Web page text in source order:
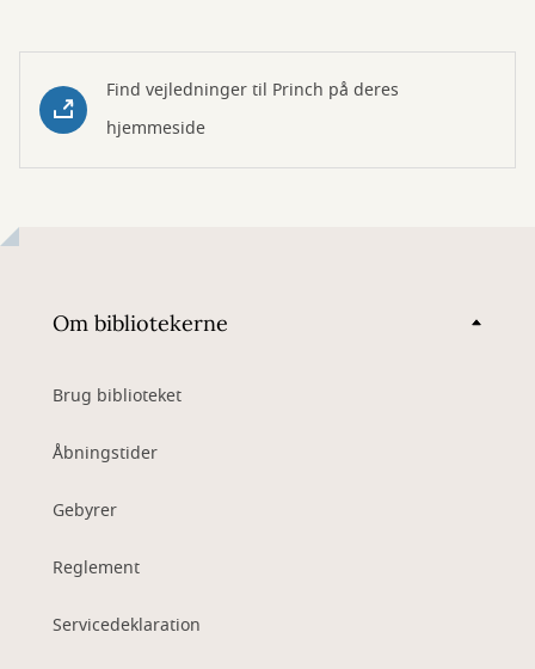
Find vejledninger til Princh på deres
hjemmeside
Om bibliotekerne
Brug biblioteket
Åbningstider
Gebyrer
Reglement
Servicedeklaration